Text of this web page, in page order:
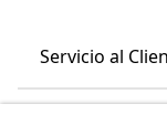
Servicio al